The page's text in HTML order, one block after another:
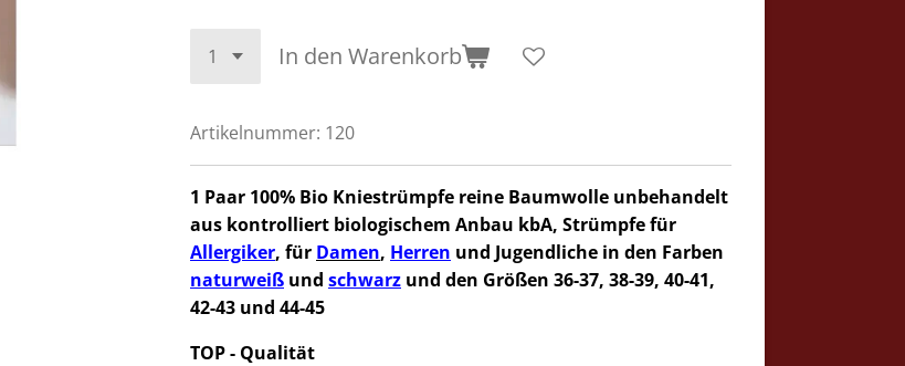
In den Warenkorb
Artikelnummer: 120
1 Paar 100% Bio Kniestrümpfe reine Baumwolle unbehandelt
aus kontrolliert biologischem Anbau kbA, Strümpfe für
Allergiker, für Damen, Herren und Jugendliche in den Farben
naturweiß und schwarz und den Größen 36-37, 38-39, 40-41,
42-43 und 44-45
TOP - Qualität